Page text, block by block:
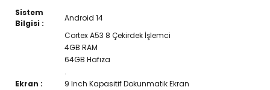
Sistem
Bilgisi :
Android 14
Cortex A53 8 Çekirdek İşlemci
4GB RAM
64GB Hafıza
.
Ekran :
9 Inch Kapasitif Dokunmatik Ekran